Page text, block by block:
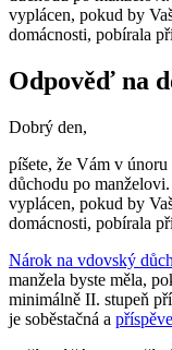
vyplácen, pokud by
domácnosti, pobírala
Odpověď na
Dobrý den,
píšete, že Vám v
důchodu po
vyplácen, pokud by
domácnosti, pobírala
Nárok na vdovský
manžela byste měla,
minimálně II. stupeň
je soběstačná a